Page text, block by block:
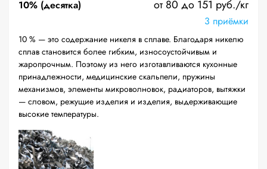
10% (десятка) от 80 до 151 руб./кг
3 приёмки
10 % — это содержание никеля в сплаве. Благодаря никелю
сплав становится более гибким, износоустойчивым и
жаропрочным. Поэтому из него изготавливаются кухонные
принадлежности, медицинские скальпели, пружины
механизмов, элементы микроволновок, радиаторов, вытяжки
— словом, режущие изделия и изделия, выдерживающие
высокие температуры.